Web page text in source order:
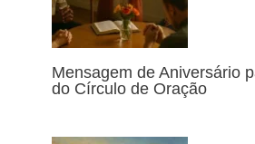
Mensagem de Aniversário
do Círculo de Oração